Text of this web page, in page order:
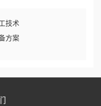
技术
方案